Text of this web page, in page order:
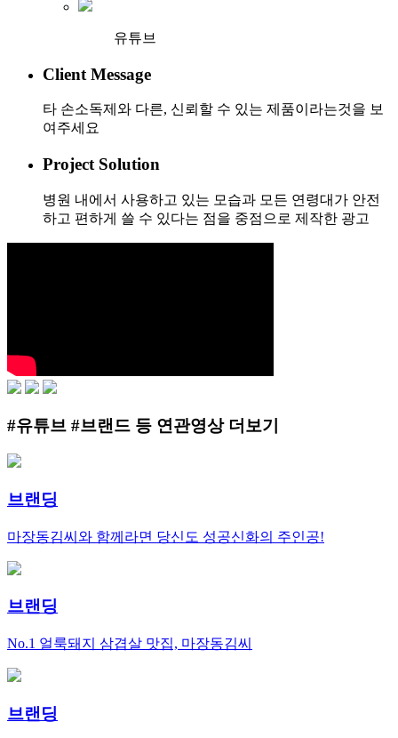
유튜브
Client Message
타 손소독제와 다른, 신뢰할 수 있는 제품이라는것을 보
여주세요
Project Solution
병원 내에서 사용하고 있는 모습과 모든 연령대가 안전
하고 편하게 쓸 수 있다는 점을 중점으로 제작한 광고
#유튜브 #브랜드 등 연관영상 더보기
브랜딩
마장동김씨와 함께라면 당신도 성공신화의 주인공!
브랜딩
No.1 얼룩돼지 삼겹살 맛집, 마장동김씨
브랜딩